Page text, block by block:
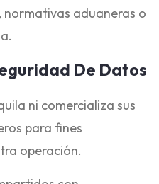
aduaneras o
De Datos
ni comercializa sus
para fines
operación.